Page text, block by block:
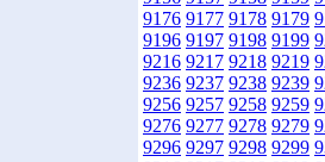
9176 9177 9178 9179
9196 9197 9198 9199
9216 9217 9218 9219
9236 9237 9238 9239
9256 9257 9258 9259
9276 9277 9278 9279
9296 9297 9298 9299